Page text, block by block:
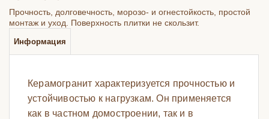
Прочность, долговечность, морозо- и огнестойкость, простой
монтаж и уход. Поверхность плитки не скользит.
Информация
Керамогранит характеризуется прочностью и
устойчивостью к нагрузкам. Он применяется
как в частном домостроении, так и в